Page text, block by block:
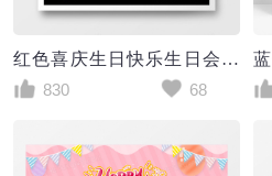
红色喜庆生日快乐生日会宣传海报设计
830
68